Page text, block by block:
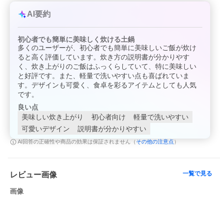
AI要約
初心者でも簡単に美味しく炊ける土鍋
多くのユーザーが、初心者でも簡単に美味しいご飯が炊け
ると高く評価しています。炊き方の説明書が分かりやす
く、炊き上がりのご飯はふっくらしていて、特に美味しい
と好評です。また、軽量で洗いやすい点も喜ばれていま
す。デザインも可愛く、食卓を彩るアイテムとしても人気
です。
良い点
美味しい炊き上がり
初心者向け
軽量で洗いやすい
可愛いデザイン
説明書が分かりやすい
AI回答の正確性や商品の効果は保証されません（ その他の注意点 ）
レビュー画像 一覧で見る
画像